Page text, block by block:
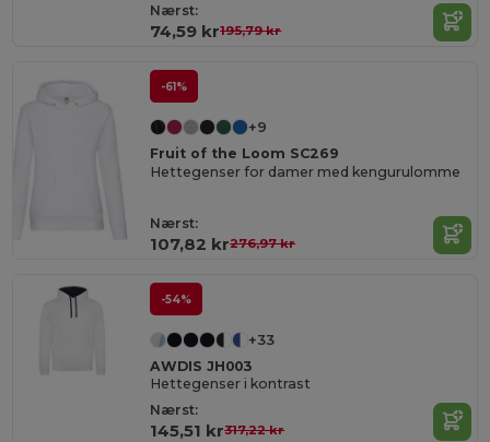
Nærst:
74,59 kr195,79 kr
-61%
+9
Fruit of the Loom SC269
Hettegenser for damer med kengurulomme
Nærst:
107,82 kr276,97 kr
-54%
+33
AWDIS JH003
Hettegenser i kontrast
Nærst:
145,51 kr317,22 kr